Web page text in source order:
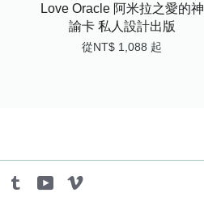
Love Oracle 阿米拉之愛的神
諭卡 私人設計出版
從NT$ 1,088 起
Instagram
Tumblr YouTube